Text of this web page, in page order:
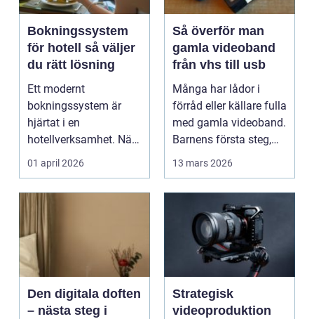
Bokningssystem
för hotell så väljer
du rätt lösning
Ett modernt
bokningssystem är
hjärtat i en
hotellverksamhet. När
bokningar,
incheckning,
betalningar...
01 april 2026
Så överför man
gamla videoband
från vhs till usb
Många har lådor i
förråd eller källare fulla
med gamla videoband.
Barnens första steg,
släktkalas, s...
13 mars 2026
Den digitala doften
– nästa steg i
Strategisk
videoproduktion